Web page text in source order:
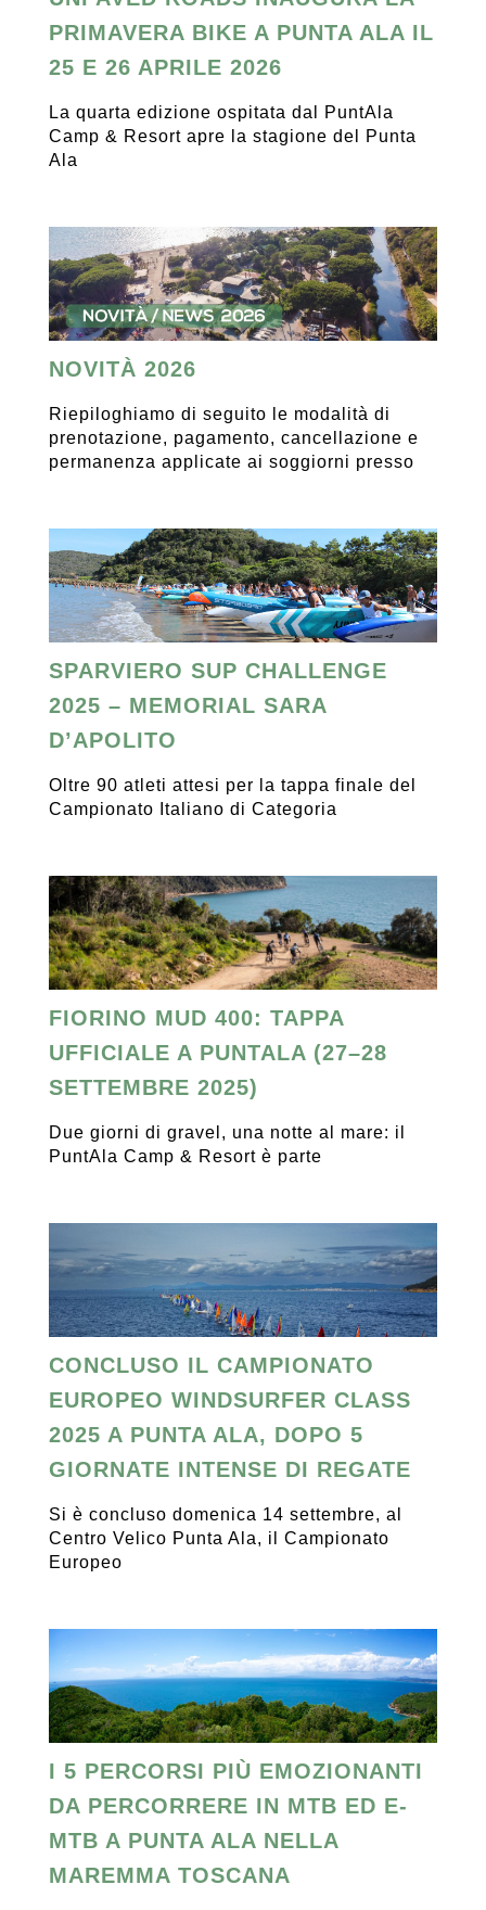
PRIMAVERA BIKE A PUNTA ALA IL
25 E 26 APRILE 2026
La quarta edizione ospitata dal PuntAla
Camp & Resort apre la stagione del Punta
Ala
NOVITÀ 2026
Riepiloghiamo di seguito le modalità di
prenotazione, pagamento, cancellazione e
permanenza applicate ai soggiorni presso
SPARVIERO SUP CHALLENGE
2025 – MEMORIAL SARA
D’APOLITO
Oltre 90 atleti attesi per la tappa finale del
Campionato Italiano di Categoria
FIORINO MUD 400: TAPPA
UFFICIALE A PUNTALA (27–28
SETTEMBRE 2025)
Due giorni di gravel, una notte al mare: il
PuntAla Camp & Resort è parte
CONCLUSO IL CAMPIONATO
EUROPEO WINDSURFER CLASS
2025 A PUNTA ALA, DOPO 5
GIORNATE INTENSE DI REGATE
Si è concluso domenica 14 settembre, al
Centro Velico Punta Ala, il Campionato
Europeo
I 5 PERCORSI PIÙ EMOZIONANTI
DA PERCORRERE IN MTB ED E-
MTB A PUNTA ALA NELLA
MAREMMA TOSCANA